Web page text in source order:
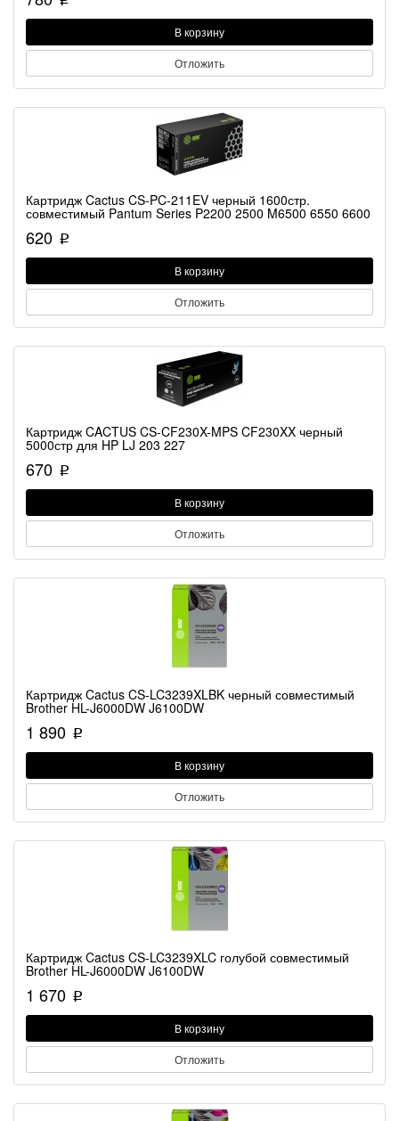
В корзину
Отложить
Картридж Cactus CS-PC-211EV черный 1600стр.
совместимый Pantum Series P2200 2500 M6500 6550 6600
620 p
В корзину
Отложить
Картридж CACTUS CS-CF230X-MPS CF230XX черный
5000стр для HP LJ 203 227
670 p
В корзину
Отложить
Картридж Cactus CS-LC3239XLBK черный совместимый
Brother HL-J6000DW J6100DW
1 890 p
В корзину
Отложить
Картридж Cactus CS-LC3239XLC голубой совместимый
Brother HL-J6000DW J6100DW
1 670 p
В корзину
Отложить